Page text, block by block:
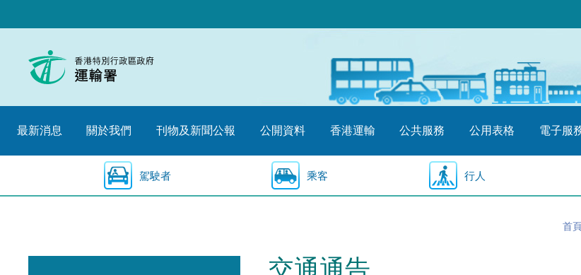
至
始
最新消息 關於我們 刊物及新聞公報 公開資料 香港運輸 公共服務 公用表格 電子服
駕駛者 乘客 行人
首